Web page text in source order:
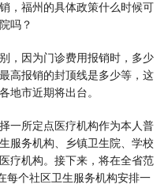
福州的具体政策什么时候可
吗？
因为门诊费用报销时，多少
高报销的封顶线是多少等，这
地市近期将出台。
所定点医疗机构作为本人普
服务机构、乡镇卫生院、学校
疗机构。接下来，将在全省范
每个社区卫生服务机构安排一